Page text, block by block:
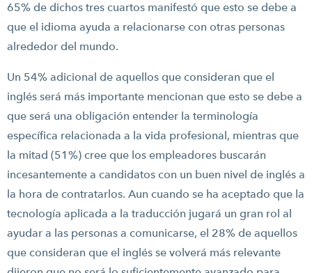
65% de dichos tres cuartos manifestó que esto se debe a
que el idioma ayuda a relacionarse con otras personas
alrededor del mundo.
Un 54% adicional de aquellos que consideran que el
inglés será más importante mencionan que esto se debe a
que será una obligación entender la terminología
específica relacionada a la vida profesional, mientras que
la mitad (51%) cree que los empleadores buscarán
incesantemente a candidatos con un buen nivel de inglés a
la hora de contratarlos. Aun cuando se ha aceptado que la
tecnología aplicada a la traducción jugará un gran rol al
ayudar a las personas a comunicarse, el 28% de aquellos
que consideran que el inglés se volverá más relevante